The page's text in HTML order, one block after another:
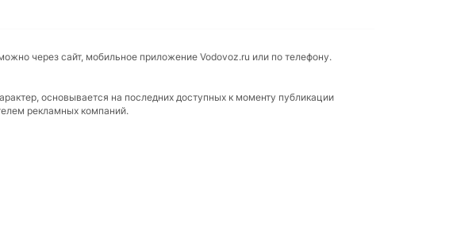
через сайт, мобильное приложение Vodovoz.ru или по телефону.
основывается на последних доступных к моменту публикации
рекламных компаний.